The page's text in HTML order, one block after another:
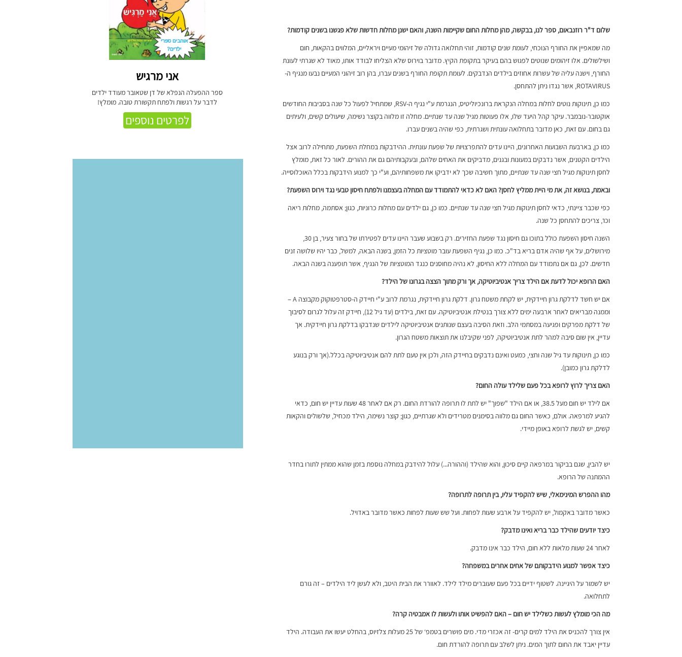
שלום ד"ר רוזנבאום, ספר לנו, בבקשה, מהן מחלות החום שקיימות השנה, והאם ישנן מחלות חדשות שלא פגשנו בשנים קודמות?
מה שמאפיין את החורף הנוכחי, לעומת שנים קודמות, זוהי תחלואה גדולה של זיהומי מעיים ויראליים, המלווים בהקאות, חום
ושילשולים. אלו זיהומים שנוטים לפגוש בהם בעיקר בתקופת הקיץ. מדובר בוירוס שלא הצליחו לבודד אותו, מאוד לא שגרתי לעונת
החורף, וישנה עליה של עשרות אחוזים בילדים הנדבקים. לעומת תקופת החורף בשנים עברו, בהן רוב זיהוני המעיים נבעו מנגיף ה-
ROTAVIRUS, אשר נגדו ניתן להתחסן.
כמו כן, תינוקות נוטים לחלות במחלה הנקראת ברונכיוליטיס, הנגרמת ע"י נגיף ה-RSV, שמתחיל לפעול כל שנה בסביבות החודשים
אוקטובר-נובמבר. עיקר קהל היעד שלו, אלו פעוטות מגיל שנה עד שנתיים. מחלה זו מלווה בקוצר נשימה, שיעולים קשים, ולעיתים
גם בחום. עם זאת, כאן מדובר בתחלואה עונתית ושגרתית, כפי שהיה בשנים עברו.
כמו כן, בארבעת השבועות האחרונים, היינו עדים להתפרצויות של שפעת עונתית. ההידבקות במחלת השפעת, מתחילה לרוב אצל
הילדים הקטנים, אשר נדבקים במעונות ובגנים, מדביקים את האחים שלהם, ובעקבותיהם גם את ההורים. לאור כל זאת, מומלץ
לחסן תינוקות מגיל חצי שנה עד שנתיים, מתוך חשיבה שכך לא ידביקו את משפחותיהם, וע"י כך למנוע הידבקות בכלל האוכלוסייה.
ובאמת, בנושא זה, את מי היית ממליץ לחסן? האם לא כדאי להתמודד עם המחלה בעצמנו ולפתח חיסון טבעי נגד וירוס השפעת?
כפי שכבר ציינתי, כדאי לחסן תינוקות מגיל חצי שנה עד שנתיים. כמו כן, גם ילדים עם מחלות כרוניות, כגון; אסתמה, מחלות ריאה
וכו‘, צריכים להתחסן כל שנה.
השנה חיסון השפעת כולל בתוכו גם חיסון נגד שפעת החזירים. רק בשבוע שעבר היינו עדים לפטירתו של בחור צעיר, בן 30,
מירושלים, על אף שהיה אדם בריא בד"כ. כמו כן, נגיף השפעת עובר מוטציות כל הזמן, בשנה הבאה, למשל, כבר יהיו שלושה זנים
חדשים. לכן, גם אם נתמודד עם המחלה ללא החיסון, לא נהיה מחוסנים כנגד המוטציות של הנגיף, אשר תופענה בשנה הבאה.
האם הרופא יכול לדעת אם הילד צריך אנטיביוטיקה, אך ורק מתוך הצצה בגרונו של הילד?
אם יש חשד לדלקת גרון חיידקית, יש לקחת משטח גרון. דלקת גרון חיידקית, נגרמת לרוב ע"י חיידק ה-סטרפטוקוק מקבוצה A –
וממנה מבריאים לאחר ארבעה ימים ללא צורך בנטילת אנטיביוטיקה. עם זאת, בילדים (עד גיל 12), חיידק זה עלול לגרום לסיבוך
של דלקת מפרקים ופגיעה במסתמי הלב. וזאת הסיבה בעצם שנותנים אנטיביוטיקה לילדים שנדבקו בדלקת גרון חיידקית. אך
עדיין, אין שום סיבה למהר לתת אנטיביוטיקה, לפני שקיבלנו את תוצאות משטח הגרון.
כמו כן, תינוקות עד גיל שנה וחצי, כמעט ואינם נדבקים בחיידק הזה, ולכן אין טעם לתת להם אנטיביוטיקה בכלל.(אך ורק בנוגע
לדלקת גרון כמובן).
האם צריך לרוץ לרופא בכל פעם שלילד עולה החום?
אם לילד יש חום מעל 38.5, או אם הילד "שפוך" יש לתת לו תרופה להורדת החום. רק אם לאחר 48 שעות עדיין יש חום, כדאי
להגיע למרפאה. אולם, כאשר החום גם מלווה בסימנים מטרידים ולא שגרתיים, כגון; קוצר נשימה, הילד מכחיל, שלשולים והקאות
קשים, יש לגשת לרופא באופן מיידי.
יש להבין, שגם בביקור במרפאה קיים סיכון, והוא שהילד (וההורה...) עלול להידבק במחלה נוספת בזמן שהוא ממתין לתורו בחדר
ההמתנה של הרופא.
מהו ההפרש המינימאלי, שיש להקפיד עליו, בין תרופה לתרופה?
כאשר מדובר באקמול, יש להקפיד על ארבע שעות לפחות. ועל שש שעות לפחות כאשר מדובר באדויל.
כיצד יודעים שהילד כבר בריא ואינו מדבק?
לאחר 24 שעות מלאות ללא חום, הילד כבר אינו מדבק.
כיצד אפשר למנוע הידבקותם של אחים אחרים במשפחה?
יש לשמור על היגיינה. לשטוף ידיים בכל פעם שעוברים מילד לילד. לאוורר את הבית היטב, ולא לעשן ליד הילדים – זה גורם
לתחלואה.
מה הכי מומלץ לעשות כשלילד יש חום – האם להפשיט אותו ולעשות לו אמבטיה קרה?
אין צורך להכניס את הילד למים קרים- זה אכזרי מדי. מים פושרים בטמפ‘ של 25 מעלות צלזיוס, בהחלט יעשו את העבודה. הילד
עדיין יאבד את החום לתוך המים. ניתן לשלב עם תרופה להורדת חום.
אני מרגיש
ספר ההפעלה הנפלא של דן שטאובר מעודד ילדים
לדבר על רגשות ולפתח תקשורת טובה. מומלץ!
לפרטים נוספים